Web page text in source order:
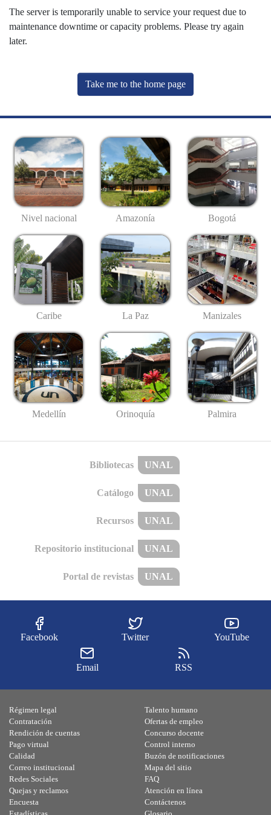
The server is temporarily unable to service your request due to
maintenance downtime or capacity problems. Please try again
later.
Take me to the home page
Nivel nacional Amazonía Bogotá
Caribe La Paz Manizales
Medellín Orinoquía Palmira
Bibliotecas UNAL
Catálogo UNAL
Recursos UNAL
Repositorio institucional UNAL
Portal de revistas UNAL
Facebook Twitter YouTube
Email RSS
Régimen legal
Contratación
Rendición de cuentas
Pago virtual
Calidad
Talento humano
Ofertas de empleo
Concurso docente
Control interno
Buzón de notificaciones
Correo institucional
Redes Sociales
Quejas y reclamos
Encuesta
Mapa del sitio
FAQ
Atención en línea
Contáctenos